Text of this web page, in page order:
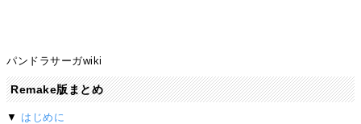
パンドラサーガwiki
Remake版まとめ
▼ はじめに